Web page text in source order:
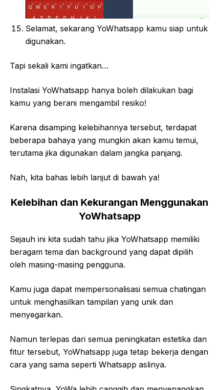
Selamat, sekarang YoWhatsapp kamu siap untuk
digunakan.
Tapi sekali kami ingatkan…
Instalasi YoWhatsapp hanya boleh dilakukan bagi
kamu yang berani mengambil resiko!
Karena disamping kelebihannya tersebut, terdapat
beberapa bahaya yang mungkin akan kamu temui,
terutama jika digunakan dalam jangka panjang.
Nah, kita bahas lebih lanjut di bawah ya!
Kelebihan dan Kekurangan Menggunakan
YoWhatsapp
Sejauh ini kita sudah tahu jika YoWhatsapp memiliki
beragam tema dan background yang dapat dipilih
oleh masing-masing pengguna.
Kamu juga dapat mempersonalisasi semua chatingan
untuk menghasilkan tampilan yang unik dan
menyegarkan.
Namun terlepas dari semua peningkatan estetika dan
fitur tersebut, YoWhatsapp juga tetap bekerja dengan
cara yang sama seperti Whatsapp aslinya.